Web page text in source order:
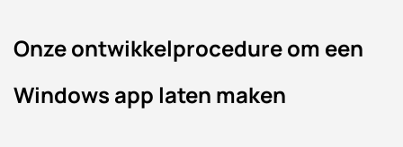
Onze ontwikkelprocedure om een
Windows app laten maken